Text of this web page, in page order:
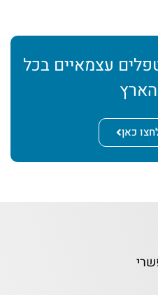
עצמאיים בכל
כאן